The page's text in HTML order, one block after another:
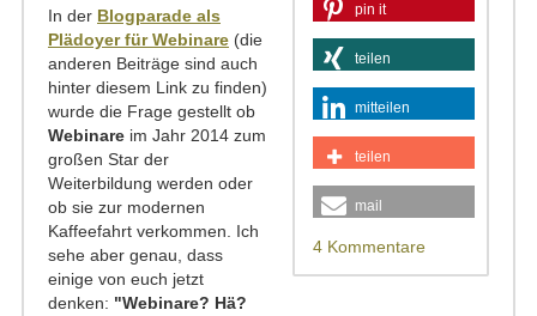
pin it
teilen
mitteilen
teilen
mail
4 Kommentare
In der Blogparade als
Plädoyer für Webinare (die
anderen Beiträge sind auch
hinter diesem Link zu finden)
wurde die Frage gestellt ob
Webinare im Jahr 2014 zum
großen Star der
Weiterbildung werden oder
ob sie zur modernen
Kaffeefahrt verkommen. Ich
sehe aber genau, dass
einige von euch jetzt
denken: "Webinare? Hä?